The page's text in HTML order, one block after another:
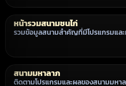
หน้ารวมสนามชนไก่
รวมข้อมูลสนามสำคัญที่มีโปรแกรมแล
สนามมหาลาภ
ติดตามโปรแกรมและผลของสนามมหาล